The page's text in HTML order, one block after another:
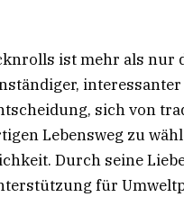
ist mehr als nur
sich von
Lebensweg zu
Durch seine
für